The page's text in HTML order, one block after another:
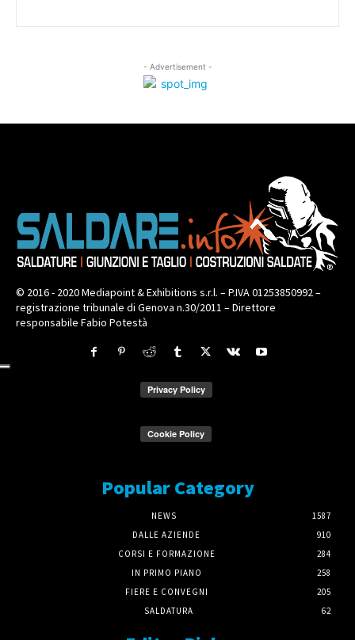
- Advertisement -
© 2016 - 2020 Mediapoint & Exhibitions s.r.l. – P.IVA 01253850992 –
registrazione tribunale di Genova n.30/2011 – Direttore
responsabile Fabio Potestà
Popular Category
NEWS
1587
DALLE AZIENDE
910
CORSI E FORMAZIONE
284
IN PRIMO PIANO
258
FIERE E CONVEGNI
205
SALDATURA
62